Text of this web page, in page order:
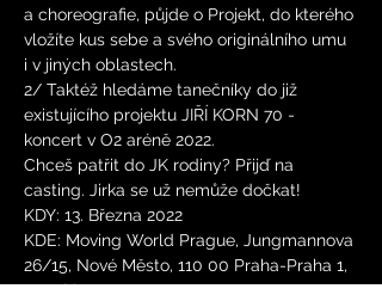
a choreografie, půjde o Projekt, do kterého
vložíte kus sebe a svého originálního umu
i v jiných oblastech.
2/ Taktéž hledáme tanečníky do již
existujícího projektu JIŘÍ KORN 70 -
koncert v O2 aréně 2022.
Chceš patřit do JK rodiny? Přijď na
casting. Jirka se už nemůže dočkat!
KDY: 13. Března 2022
KDE: Moving World Prague, Jungmannova
26/15, Nové Město, 110 00 Praha-Praha 1,
Czechia